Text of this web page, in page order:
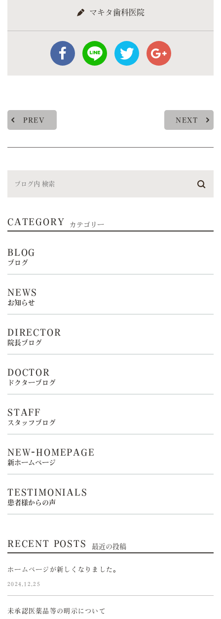
マキタ歯科医院
PREV NEXT
CATEGORY カテゴリー
BLOG
ブログ
NEWS
お知らせ
DIRECTOR
院長ブログ
DOCTOR
ドクターブログ
STAFF
スタッフブログ
NEW-HOMEPAGE
新ホームページ
TESTIMONIALS
患者様からの声
RECENT POSTS 最近の投稿
ホームページが新しくなりました。
2024.12.25
未承認医薬品等の明示について